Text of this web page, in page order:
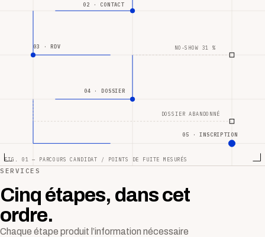
02 · CONTACT
03 · RDV
04 · DOSSIER
05 · INSCRIPTION
NO-SHOW 31 %
DOSSIER ABANDONNÉ
FIG. 01 — PARCOURS CANDIDAT / POINTS DE FUITE MESURÉS
SERVICES
Cinq étapes, dans cet
ordre.
Chaque étape produit l’information nécessaire